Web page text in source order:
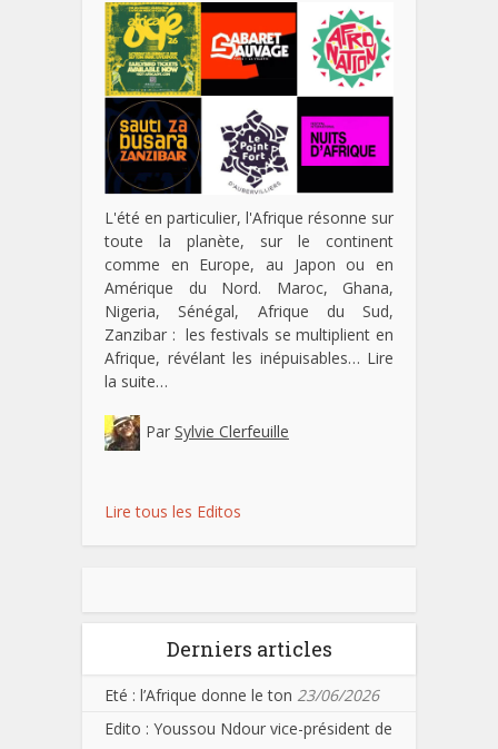
L'été en particulier, l'Afrique résonne sur
toute la planète, sur le continent
comme en Europe, au Japon ou en
Amérique du Nord. Maroc, Ghana,
Nigeria, Sénégal, Afrique du Sud,
Zanzibar : les festivals se multiplient en
Afrique, révélant les inépuisables… Lire
la suite…
Par Sylvie Clerfeuille
Lire tous les Editos
Derniers articles
Eté : l’Afrique donne le ton 23/06/2026
Edito : Youssou Ndour vice-président de